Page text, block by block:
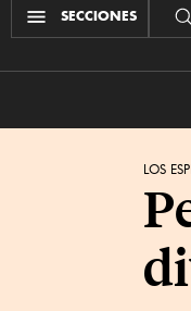
SECCIONES
LOS